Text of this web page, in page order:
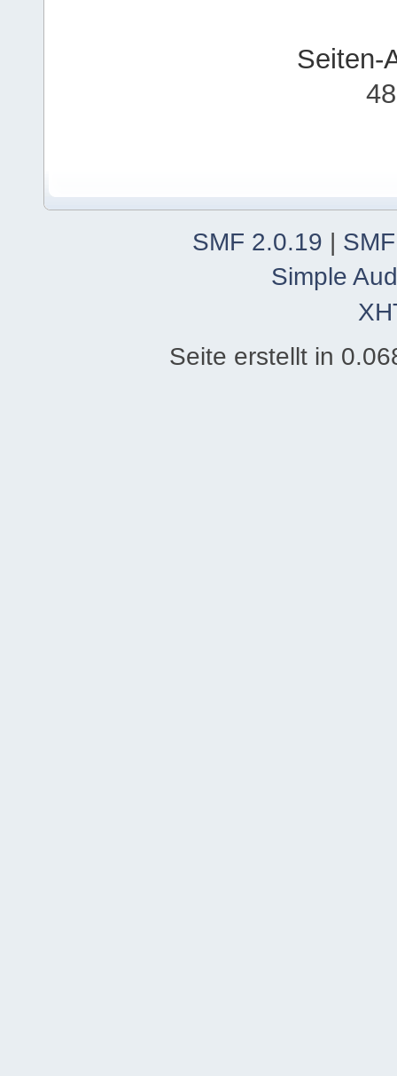
Seiten-
SMF 2.0.19 |
Simple
Seite erstellt in